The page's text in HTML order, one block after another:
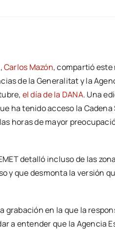
Carlos Mazón, compartió
de la Generalitat y la
el día de la DANA. Una
ha tenido acceso la Cadena
horas de mayor
detalló incluso de las
y que desmonta la versión
en la que la
a entender que la Agencia